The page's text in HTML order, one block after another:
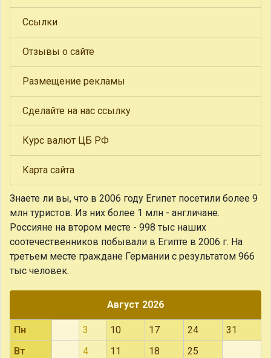
Ссылки
Отзывы о сайте
Размещение рекламы
Сделайте на нас ссылку
Курс валют ЦБ РФ
Карта сайта
Знаете ли вы, что в 2006 году Египет посетили более 9
млн туристов. Из них более 1 млн - англичане.
Россияне на втором месте - 998 тыс наших
соотечественников побывали в Египте в 2006 г. На
третьем месте граждане Германии с результатом 966
тыс человек.
Август 2026
Пн 3 10 17 24
31
Вт
4 11 18 25